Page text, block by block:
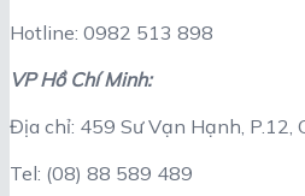
Hotline: 0982 513 898
VP Hồ Chí Minh:
Địa chỉ: 459 Sư Vạn Hạnh, P.12,
Tel: (08) 88 589 489